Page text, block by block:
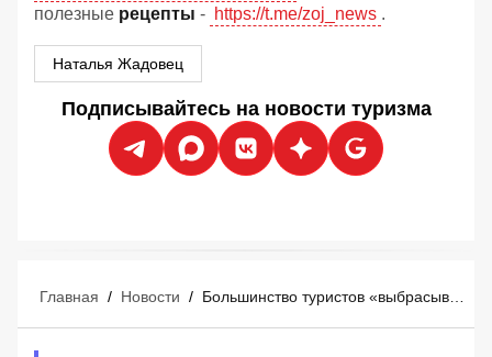
полезные рецепты - https://t.me/zoj_news .
Наталья Жадовец
Подписывайтесь на новости туризма
Главная / Новости /